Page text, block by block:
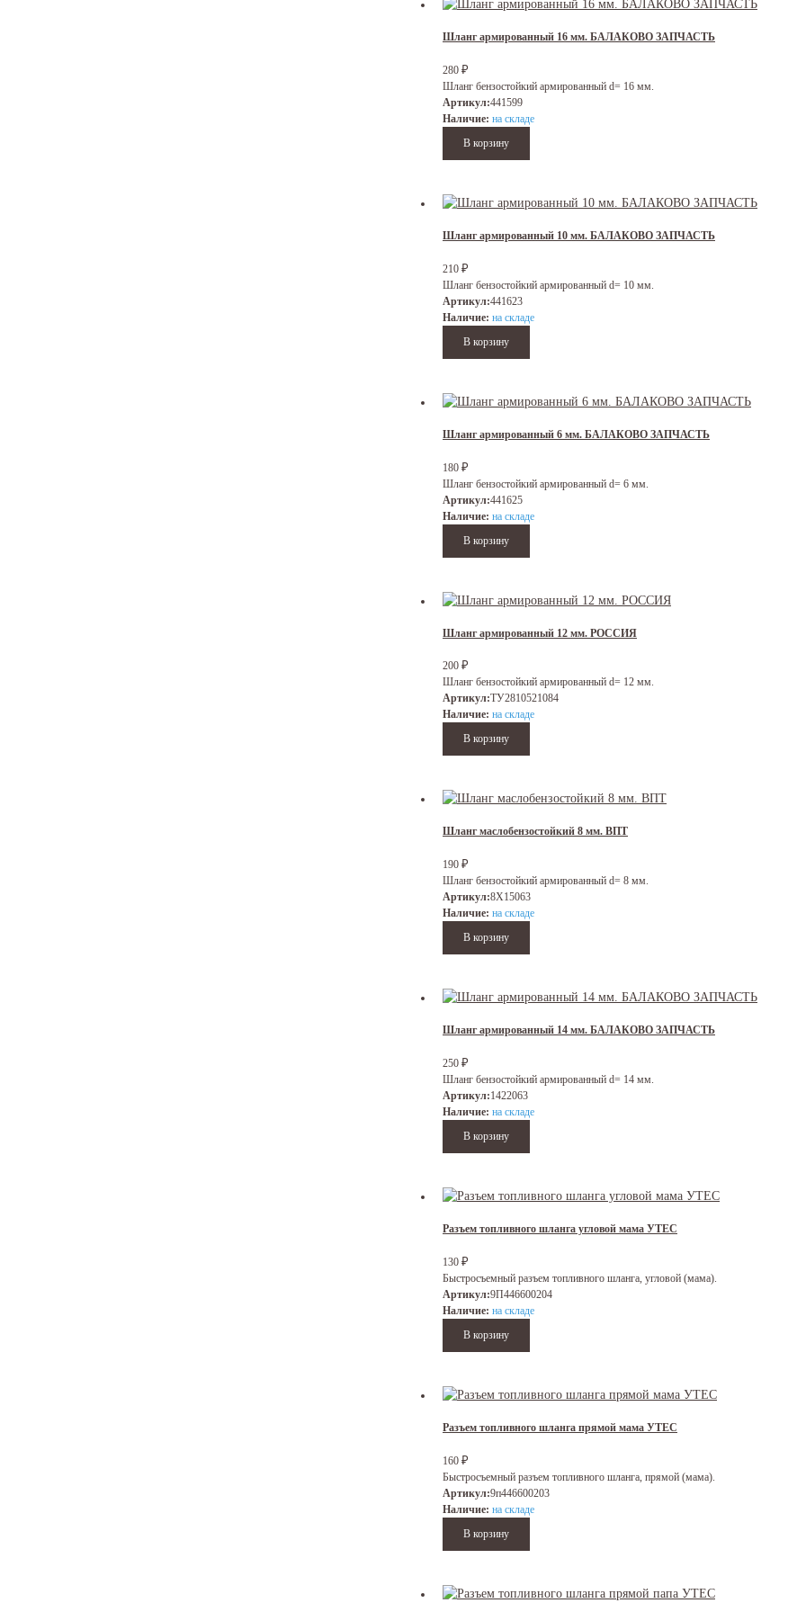
Шланг армированный 16 мм. БАЛАКОВО ЗАПЧАСТЬ
280 ₽
Шланг бензостойкий армированный d= 16 мм.
Артикул:441599
Наличие: на складе
Шланг армированный 10 мм. БАЛАКОВО ЗАПЧАСТЬ
210 ₽
Шланг бензостойкий армированный d= 10 мм.
Артикул:441623
Наличие: на складе
Шланг армированный 6 мм. БАЛАКОВО ЗАПЧАСТЬ
180 ₽
Шланг бензостойкий армированный d= 6 мм.
Артикул:441625
Наличие: на складе
Шланг армированный 12 мм. РОССИЯ
200 ₽
Шланг бензостойкий армированный d= 12 мм.
Артикул:ТУ2810521084
Наличие: на складе
Шланг маслобензостойкий 8 мм. ВПТ
190 ₽
Шланг бензостойкий армированный d= 8 мм.
Артикул:8Х15063
Наличие: на складе
Шланг армированный 14 мм. БАЛАКОВО ЗАПЧАСТЬ
250 ₽
Шланг бензостойкий армированный d= 14 мм.
Артикул:1422063
Наличие: на складе
Разъем топливного шланга угловой мама УТЕС
130 ₽
Быстросъемный разъем топливного шланга, угловой (мама).
Артикул:9П446600204
Наличие: на складе
Разъем топливного шланга прямой мама УТЕС
160 ₽
Быстросъемный разъем топливного шланга, прямой (мама).
Артикул:9п446600203
Наличие: на складе